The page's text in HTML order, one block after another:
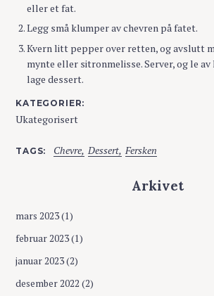
eller et fat.
Legg små klumper av chevren på fatet.
Kvern litt pepper over retten, og avslutt
mynte eller sitronmelisse. Server, og le
lage dessert.
KATEGORIER
Ukategorisert
TAGS Chevre Dessert Fersken
Arkivet
mars 2023(1)
februar 2023(1)
januar 2023(2)
desember 2022 (2)